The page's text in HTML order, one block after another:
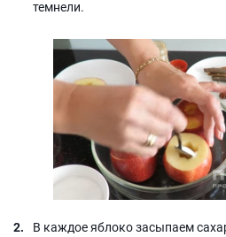
темнели.
В каждое яблоко засыпаем